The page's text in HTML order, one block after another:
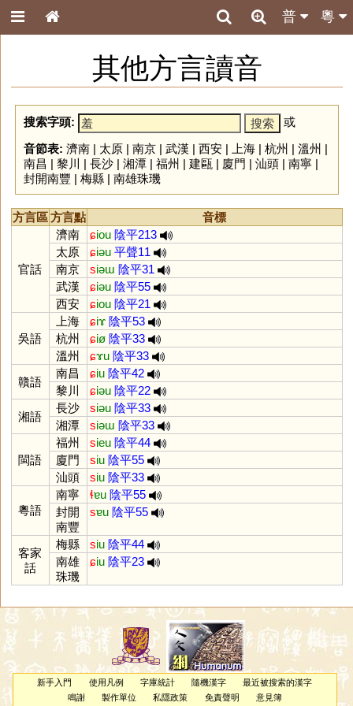
粵
普
其他方言讀音
搜索字頭:
或
音節表: 濟南| 太原| 南京| 武漢 | 西安| 上海| 杭州 | 溫州 |
南昌 | 黎川 | 長沙| 湘潭| 福州 | 建甌 | 廈門 | 汕頭| 南寧|
封開南豐 | 梅縣| 南雄珠璣
方言區方言點 音標
官話
濟南 ɕiou 陰平213
太原
ɕiəu 平聲11
南京
siəɯ 陰平31
武漢
ɕiəu 陰平55
西安
ɕiou 陰平21
吳語
上海 ɕiɤ 陰平53
杭州
ɕiø 陰平33
溫州
ɕɤu 陰平33
贛語
南昌 ɕiu 陰平42
黎川
ɕiəu 陰平22
湘語
長沙 siəu 陰平33
湘潭
siəɯ 陰平33
閩語
福州 sieu 陰平44
廈門
siu 陰平55
汕頭
siu 陰平33
粵語
南寧 ɬɐu 陰平55
封開
南豐
sɐu 陰平55
客家
話
梅縣 siu 陰平44
南雄
珠璣
ɕiu 陰平23
新手入門 使用凡例 字庫統計 隨機漢字
最近被搜索的漢字
鳴謝
製作單位 私隱政策 免責聲明 意見簿